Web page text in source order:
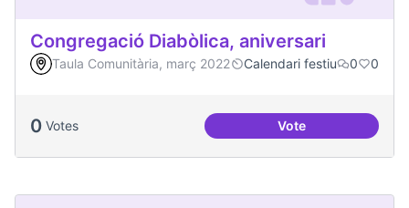
Congregació Diabòlica, aniversari
Taula Comunitària, març 2022 Calendari festiu 0 0
0 Votes VoteCongregació